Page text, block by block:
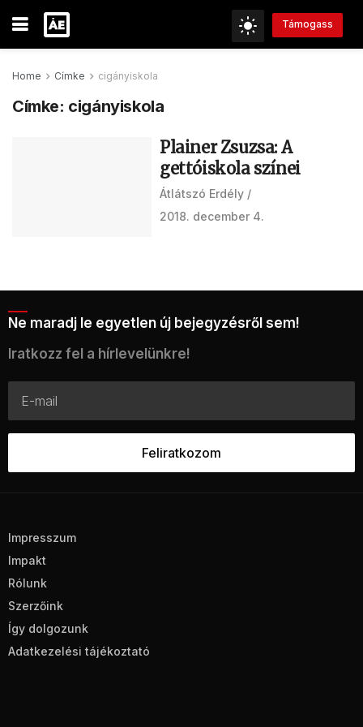
Támogass
Home Címke cigányiskola
Címke: cigányiskola
Plainer Zsuzsa: A
gettóiskola színei
Átlátszó Erdély
2018. december 4.
Ne maradj le egyetlen új bejegyzésről sem!
Iratkozz fel a hírlevelünkre!
Impresszum
Impakt
Rólunk
Szerzőink
Így dolgozunk
Adatkezelési tájékoztató